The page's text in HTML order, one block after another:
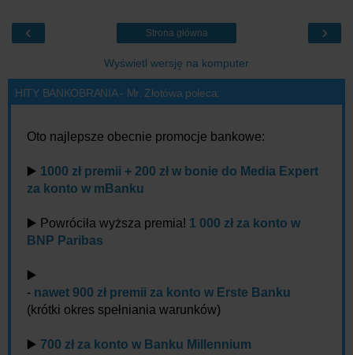
‹ ›
Strona główna
Wyświetl wersję na komputer
HITY BANKOBRANIA - Mr. Złotówa poleca:
Oto najlepsze obecnie promocje bankowe:
▶️ 1000 zł premii + 200 zł w bonie do Media Expert
za konto w mBanku
▶️ Powróciła wyższa premia! 1 000 zł za konto w
BNP Paribas
▶️
- nawet 900 zł premii za konto w Erste Banku
(krótki okres spełniania warunków)
▶️ 700 zł za konto w Banku Millennium